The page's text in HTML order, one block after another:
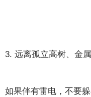
3. 远离孤立高树、金
如果伴有雷电，不要